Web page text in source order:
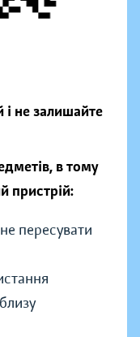
і не залишайте
в тому
пристрій:
пересувати